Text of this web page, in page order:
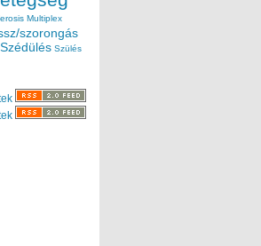
Multiplex
szorongás
Szédülés Szülés